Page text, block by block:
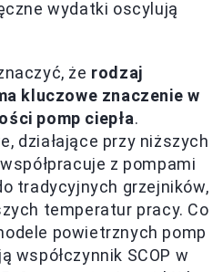
wydatki oscylują
że rodzaj
kluczowe znaczenie w
pomp ciepła.
działające przy niższych
z pompami
tradycyjnych grzejników,
temperatur pracy. Co
powietrznych pomp
współczynnik SCOP w